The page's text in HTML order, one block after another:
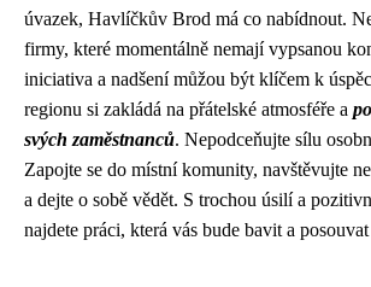
úvazek, Havlíčkův Brod má co nabídnout.
firmy, které momentálně nemají vypsanou
iniciativa a nadšení můžou být klíčem k
regionu si zakládá na přátelské atmosféře a
svých zaměstnanců. Nepodceňujte sílu
Zapojte se do místní komunity, navštěvujte
a dejte o sobě vědět. S trochou úsilí a
najdete práci, která vás bude bavit a